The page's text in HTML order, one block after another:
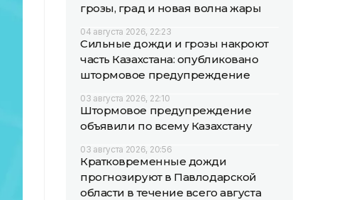
грозы, град и новая волна жары
04 августа 2026, 22:23
Сильные дожди и грозы накроют
часть Казахстана: опубликовано
штормовое предупреждение
03 августа 2026, 22:10
Штормовое предупреждение
объявили по всему Казахстану
03 августа 2026, 20:56
Кратковременные дожди
прогнозируют в Павлодарской
области в течение всего августа